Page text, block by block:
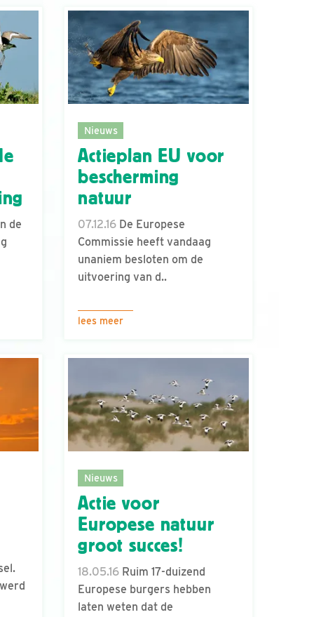
de
Nieuws
Actieplan EU voor
bescherming
natuur
07.12.16 De Europese
Commissie heeft vandaag
unaniem besloten om de
uitvoering van d..
lees meer
Nieuws
Actie voor
Europese natuur
groot succes!
18.05.16 Ruim 17-duizend
Europese burgers hebben
laten weten dat de